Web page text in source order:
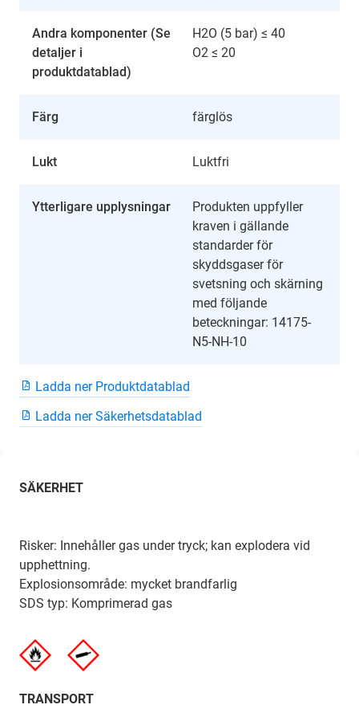
Andra komponenter (Se
detaljer i
produktdatablad)
H2O (5 bar) ≤ 40
O2 ≤ 20
Färg färglös
Lukt Luktfri
Ytterligare upplysningar
Produkten uppfyller
kraven i gällande
standarder för
skyddsgaser för
svetsning och skärning
med följande
beteckningar: 14175-
N5-NH-10
Ladda ner Produktdatablad
Ladda ner Säkerhetsdatablad
SÄKERHET
Risker: Innehåller gas under tryck; kan explodera vid
upphettning.
Explosionsområde: mycket brandfarlig
SDS typ: Komprimerad gas
TRANSPORT